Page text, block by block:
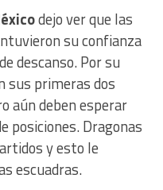
dejo ver que las
su confianza
descanso. Por su
sus primeras dos
aún deben esperar
posiciones. Dragonas
y esto le
escuadras.